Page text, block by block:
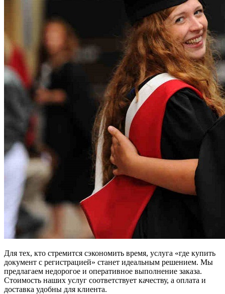
Для тех, кто стремится сэкономить время, услуга «где купить
документ с регистрацией» станет идеальным решением. Мы
предлагаем недорогое и оперативное выполнение заказа.
Стоимость наших услуг соответствует качеству, а оплата и
доставка удобны для клиента.